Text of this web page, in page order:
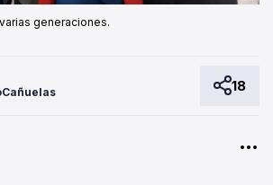
generaciones.
18